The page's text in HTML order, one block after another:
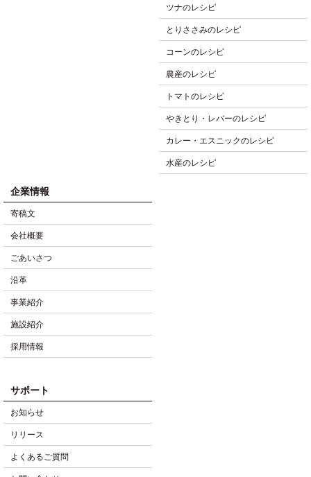
ツナのレシピ
とりささみのレシピ
コーンのレシピ
農産のレシピ
トマトのレシピ
やきとり・レバーのレシピ
カレー・エスニックのレシピ
水産のレシピ
企業情報
寄稿文
会社概要
ごあいさつ
沿革
事業紹介
施設紹介
採用情報
サポート
お知らせ
リリース
よくあるご質問